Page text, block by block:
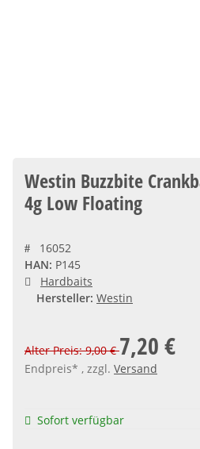
Westin Buzzbite
4g Low Floating
16052
HAN: P145
Hardbaits
Hersteller: Westin
Alter Preis: 9,00 €7,20 €
Endpreis* , zzgl. Versand
Sofort verfügbar